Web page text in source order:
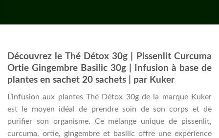
Découvrez le Thé Détox 30g | Pissenlit Curcuma
Ortie Gingembre Basilic 30g | Infusion à base de
plantes en sachet 20 sachets | par Kuker
L’infusion aux plantes Thé Détox 30g de la marque Kuker
est le moyen idéal de prendre soin de son corps et de
purifier son organisme. Ce mélange unique de pissenlit,
curcuma, ortie, gingembre et basilic offre une expérience